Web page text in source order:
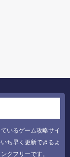
いるゲーム攻略サイ
ち早く更新できるよ
クフリーです。